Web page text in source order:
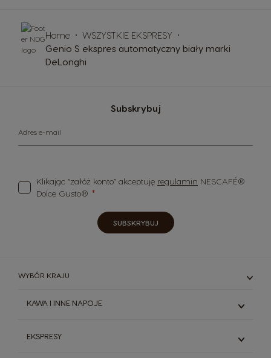
Subskrybuj
Adres e-mail
Klikając “załóż konto” akceptuję regulamin NESCAFÉ®
Dolce Gusto®
SUBSKRYBUJ
Home
WSZYSTKIE EKSPRESY
Genio S ekspres automatyczny biały marki
DeLonghi
WYBÓR KRAJU
KAWA I INNE NAPOJE
Kawy Czarne
EKSPRESY